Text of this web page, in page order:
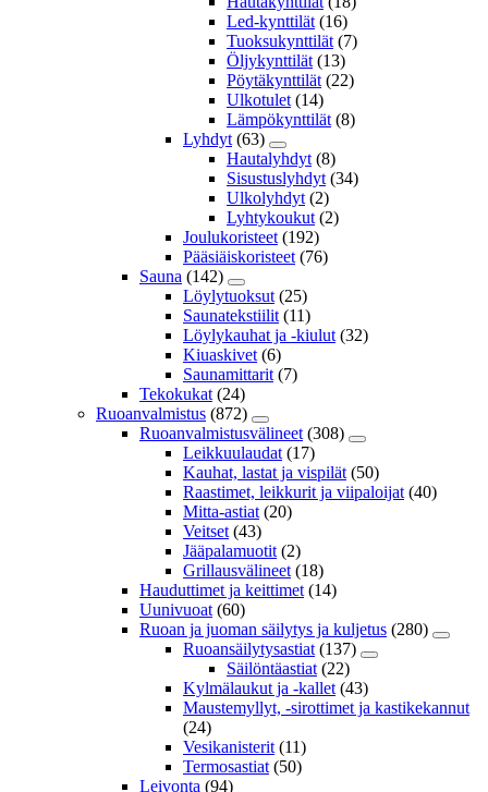
Led-kynttilät (16)
Tuoksukynttilät (7)
Öljykynttilät (13)
Pöytäkynttilät (22)
Ulkotulet (14)
Lämpökynttilät (8)
Lyhdyt (63)
Hautalyhdyt (8)
Sisustuslyhdyt (34)
Ulkolyhdyt (2)
Lyhtykoukut (2)
Joulukoristeet (192)
Pääsiäiskoristeet (76)
Sauna (142)
Löylytuoksut (25)
Saunatekstiilit (11)
Löylykauhat ja -kiulut (32)
Kiuaskivet (6)
Saunamittarit (7)
Tekokukat (24)
Ruoanvalmistus (872)
Ruoanvalmistusvälineet (308)
Leikkuulaudat (17)
Kauhat, lastat ja vispilät (50)
Raastimet, leikkurit ja viipaloijat (40)
Mitta-astiat (20)
Veitset (43)
Jääpalamuotit (2)
Grillausvälineet (18)
Hauduttimet ja keittimet (14)
Uunivuoat (60)
Ruoan ja juoman säilytys ja kuljetus (280)
Ruoansäilytysastiat (137)
Säilöntäastiat (22)
Kylmälaukut ja -kallet (43)
Maustemyllyt, -sirottimet ja kastikekannut
(24)
Vesikanisterit (11)
Termosastiat (50)
Leivonta (94)